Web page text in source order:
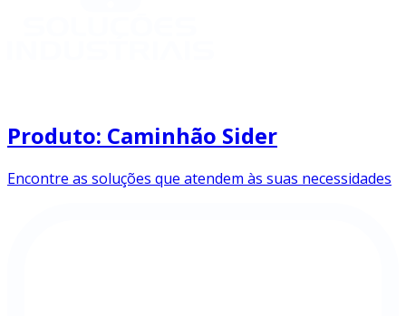
Produto: Caminhão Sider
Encontre as soluções que atendem às suas necessidades